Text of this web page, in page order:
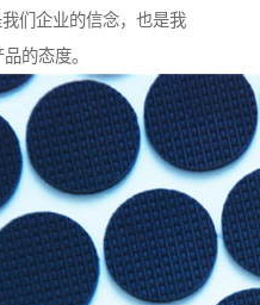
们企业的信念，也是我
的态度。